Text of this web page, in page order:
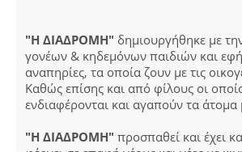
"Η ΔΙΑΔΡΟΜΗ" δημιουργήθηκε με
γονέων & κηδεμόνων παιδιών και
αναπηρίες, τα οποία ζουν με τις
Καθώς επίσης και από φίλους οι
ενδιαφέρονται και αγαπούν τα άτομα
"Η ΔΙΑΔΡΟΜΗ" προσπαθεί και έχει